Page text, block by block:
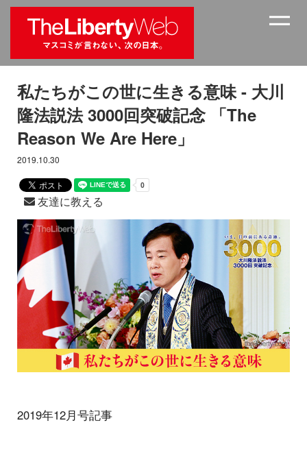
私たちがこの世に生きる意味 - 大川
隆法説法 3000回突破記念 「The
Reason We Are Here」
2019.10.30
友達に教える
2019年12月号記事